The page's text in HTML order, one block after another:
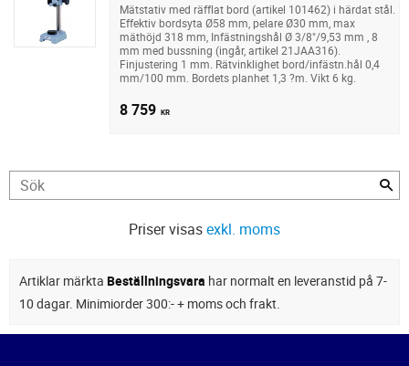
Mätstativ med räfflat bord (artikel 101462) i härdat stål.
Effektiv bordsyta Ø58 mm, pelare Ø30 mm, max
mäthöjd 318 mm, Infästningshål Ø 3/8"/9,53 mm , 8
mm med bussning (ingår, artikel 21JAA316).
Finjustering 1 mm. Rätvinklighet bord/infästn.hål 0,4
mm/100 mm. Bordets planhet 1,3 ?m. Vikt 6 kg.
8 759 KR
Priser visasexkl. moms
Artiklar märkta Beställningsvara har normalt en leveranstid på 7-
10 dagar. Minimiorder 300:- + moms och frakt.